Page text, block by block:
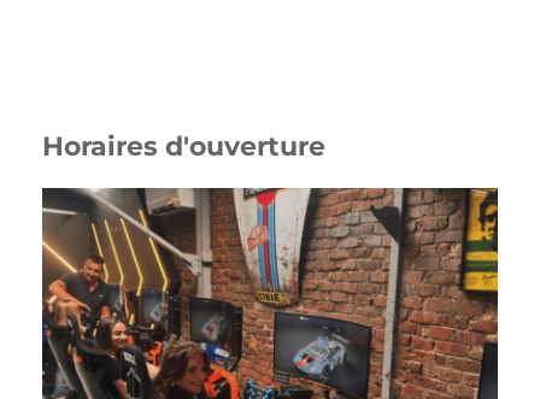
Horaires d'ouverture